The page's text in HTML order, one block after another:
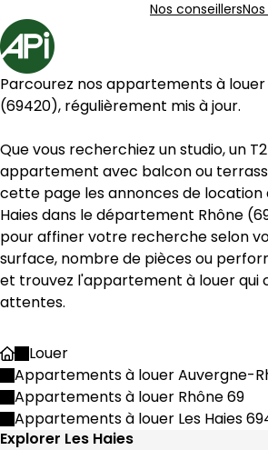
Nos conseillers
Accueil
1 Appartements à louer Les Haies
Duplex 52 m²
Aller à l'image1
Aller à l'image2
Aller à l'image3
Aller à l'image4
Aller à l'image5
561 €
Les Haies - 69420
Appartement Duplex • 3 pièces • 52
DPE :
D 2 chambres Terrain 12 m²
Parcourez nos appartements à
(69420), régulièrement mis à jour.
Que vous recherchiez un studio, un
appartement avec balcon ou
cette page les annonces de location
Haies dans le département Rhône (
pour affiner votre recherche selon
surface, nombre de pièces ou
et trouvez l'appartement à louer qui
attentes.
AccueilLouer
Appartements à louer Auvergne-
Appartements à louer Rhône 69
Appartements à louer Les Haies
Explorer Les Haies